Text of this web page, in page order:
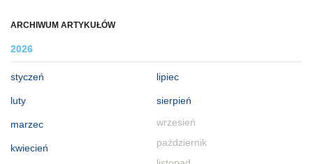
ARCHIWUM ARTYKUŁÓW
2026
styczeń
luty
marzec
kwiecień
lipiec
sierpień
wrzesień
październik